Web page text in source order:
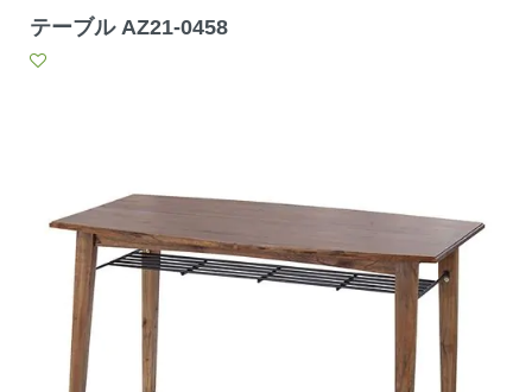
テーブル AZ21-0458